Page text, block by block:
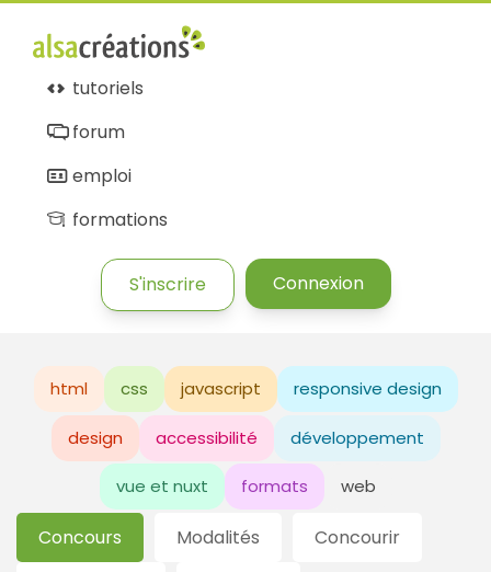
tutoriels
forum
emploi
formations
S'inscrire Connexion
html css javascript responsive design
design accessibilité développement
vue et nuxt formats web
Concours Modalités
Concourir